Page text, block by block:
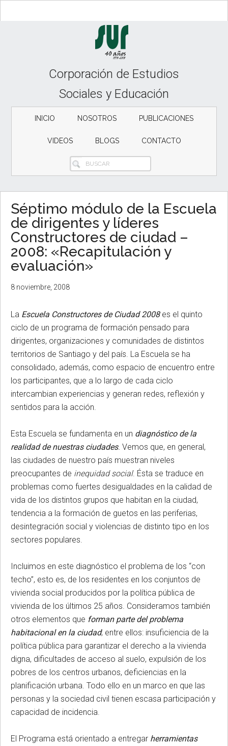
to
to
to
Corporación de Estudios
Sociales y Educación
INICIO NOSOTROS PUBLICACIONES
VIDEOS BLOGS CONTACTO
BUSCAR
Séptimo módulo de la Escuela
de dirigentes y líderes
Constructores de ciudad –
2008: «Recapitulación y
evaluación»
8 noviembre, 2008
La Escuela Constructores de Ciudad 2008es el quinto
ciclo de un programa de formación pensado para
dirigentes, organizaciones y comunidades de distintos
territorios de Santiago y del país. La Escuela se ha
consolidado, además, como espacio de encuentro entre
los participantes, que a lo largo de cada ciclo
intercambian experiencias y generan redes, reflexión y
sentidos para la acción.
Esta Escuela se fundamenta en un diagnóstico de la
realidad de nuestras ciudades. Vemos que, en general,
las ciudades de nuestro país muestran niveles
preocupantes de inequidad social. Ésta se traduce en
problemas como fuertes desigualdades en la calidad de
vida de los distintos grupos que habitan en la ciudad,
tendencia a la formación de guetos en las periferias,
desintegración social y violencias de distinto tipo en los
sectores populares.
Incluimos en este diagnóstico el problema de los “con
techo”, esto es, de los residentes en los conjuntos de
vivienda social producidos por la política pública de
vivienda de los últimos 25 años. Consideramos también
otros elementos que forman parte del problema
habitacional en la ciudad; entre ellos: insuficiencia de la
política pública para garantizar el derecho a la vivienda
digna, dificultades de acceso al suelo, expulsión de los
pobres de los centros urbanos, deficiencias en la
planificación urbana. Todo ello en un marco en que las
personas y la sociedad civil tienen escasa participación y
capacidad de incidencia.
El Programa está orientado a entregar herramientas